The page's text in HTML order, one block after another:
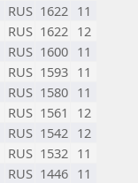
RUS 1622 11
RUS 1622 12
RUS 1600 11
RUS 1593 11
RUS 1580 11
RUS 1561
12
RUS 1542 12
RUS 1532 11
RUS 1446 11